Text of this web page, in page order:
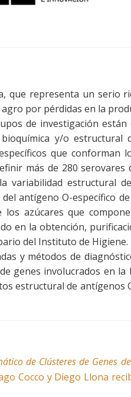
que representa un serio
por pérdidas en la
de investigación están
y/o
que conforman
más de 280 serovares
variabilidad estructural
antígeno O-específico
azúcares que
en la obtención,
del Instituto de
y métodos de
genes involucrados en
estructural de antígenos
de Clústeres de Genes
Cocco y Diego Llona